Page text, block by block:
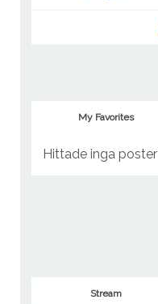
My Favorites
Hittade inga poster
Stream